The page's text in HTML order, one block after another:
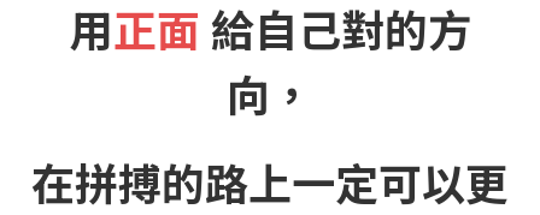
用正面 給自己對的方
向，
在拼搏的路上一定可以更